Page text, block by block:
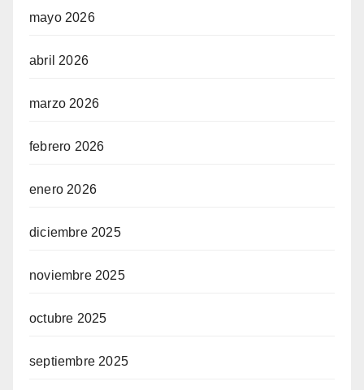
mayo 2026
abril 2026
marzo 2026
febrero 2026
enero 2026
diciembre 2025
noviembre 2025
octubre 2025
septiembre 2025